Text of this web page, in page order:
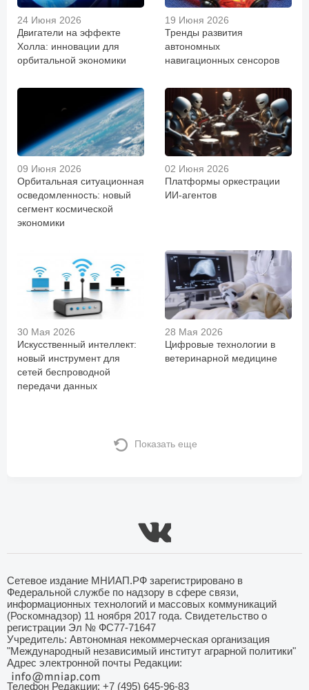
24 Июня 2026
Двигатели на эффекте
Холла: инновации для
орбитальной экономики
19 Июня 2026
Тренды развития
автономных
навигационных сенсоров
09 Июня 2026
Орбитальная ситуационная
осведомленность: новый
сегмент космической
экономики
02 Июня 2026
Платформы оркестрации
ИИ-агентов
30 Мая 2026
Искусственный интеллект:
новый инструмент для
сетей беспроводной
передачи данных
28 Мая 2026
Цифровые технологии в
ветеринарной медицине
Показать еще
Сетевое издание МНИАП.РФ зарегистрировано в
Федеральной службе по надзору в сфере связи,
информационных технологий и массовых коммуникаций
(Роскомнадзор) 11 ноября 2017 года. Свидетельство о
регистрации Эл № ФС77-71647
Учредитель: Автономная некоммерческая организация
"Международный независимый институт аграрной политики"
Адрес электронной почты Редакции:
Телефон Редакции: +7 (495) 645-96-83